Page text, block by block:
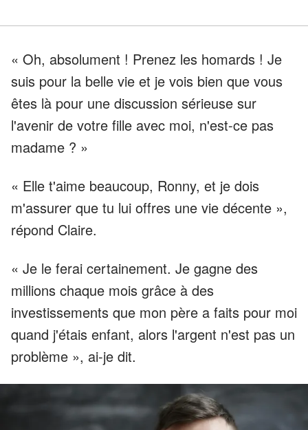
« Oh, absolument ! Prenez les homards ! Je
suis pour la belle vie et je vois bien que vous
êtes là pour une discussion sérieuse sur
l'avenir de votre fille avec moi, n'est-ce pas
madame ? »
« Elle t'aime beaucoup, Ronny, et je dois
m'assurer que tu lui offres une vie décente »,
répond Claire.
« Je le ferai certainement. Je gagne des
millions chaque mois grâce à des
investissements que mon père a faits pour moi
quand j'étais enfant, alors l'argent n'est pas un
problème », ai-je dit.